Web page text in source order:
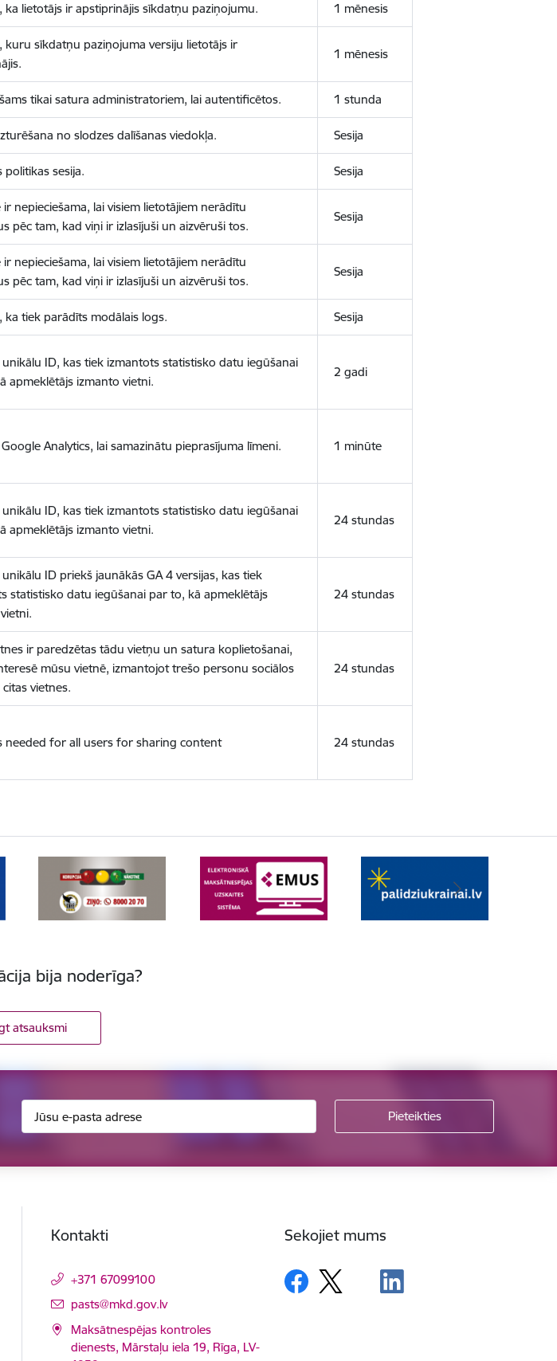
ka lietotājs ir apstiprinājis sīkdatņu paziņojumu. 1 mēnesis
kuru sīkdatņu paziņojuma versiju lietotājs ir
1 mēnesis
tikai satura administratoriem, lai autentificētos. 1 stunda
no slodzes dalīšanas viedokļa. Sesija
politikas sesija. Sesija
ir nepieciešama, lai visiem lietotājiem nerādītu
pēc tam, kad viņi ir izlasījuši un aizvēruši tos.
Sesija
ir nepieciešama, lai visiem lietotājiem nerādītu
pēc tam, kad viņi ir izlasījuši un aizvēruši tos.
Sesija
ka tiek parādīts modālais logs. Sesija
unikālu ID, kas tiek izmantots statistisko datu iegūšanai
apmeklētājs izmanto vietni.
2 gadi
Analytics, lai samazinātu pieprasījuma līmeni. 1 minūte
unikālu ID, kas tiek izmantots statistisko datu iegūšanai
apmeklētājs izmanto vietni.
24 stundas
ID priekš jaunākās GA 4 versijas, kas tiek
statistisko datu iegūšanai par to, kā apmeklētājs
24 stundas
ir paredzētas tādu vietņu un satura koplietošanai,
mūsu vietnē, izmantojot trešo personu sociālos
vietnes.
24 stundas
needed for all users for sharing content 24 stundas
bija noderīga?
atsauksmi
Kontakti
+371 67099100
E-pasts:
pasts@mkd.gov.lv
Maksātnespējas kontroles
dienests, Mārstaļu iela 19, Rīga, LV-
Sekojiet mums